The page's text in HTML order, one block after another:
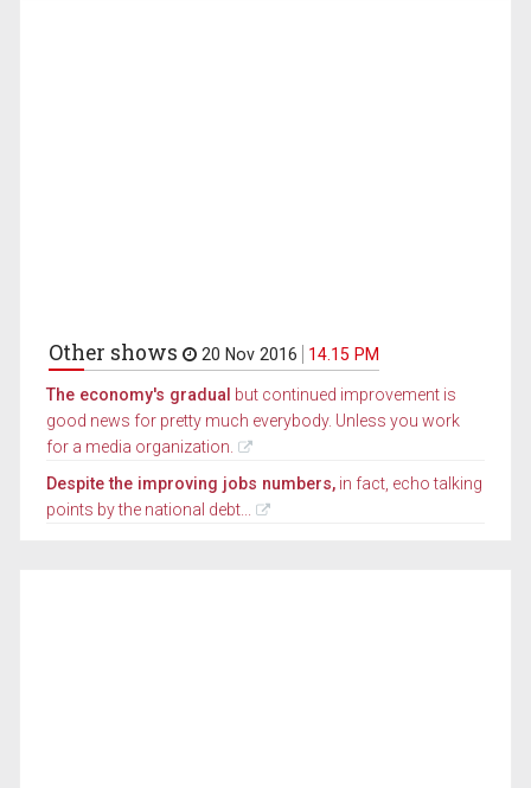
Other shows 20 Nov 2016 14.15 PM
The economy's gradual but continued improvement is
good news for pretty much everybody. Unless you work
for a media organization.
Despite the improving jobs numbers, in fact, echo talking
points by the national debt...